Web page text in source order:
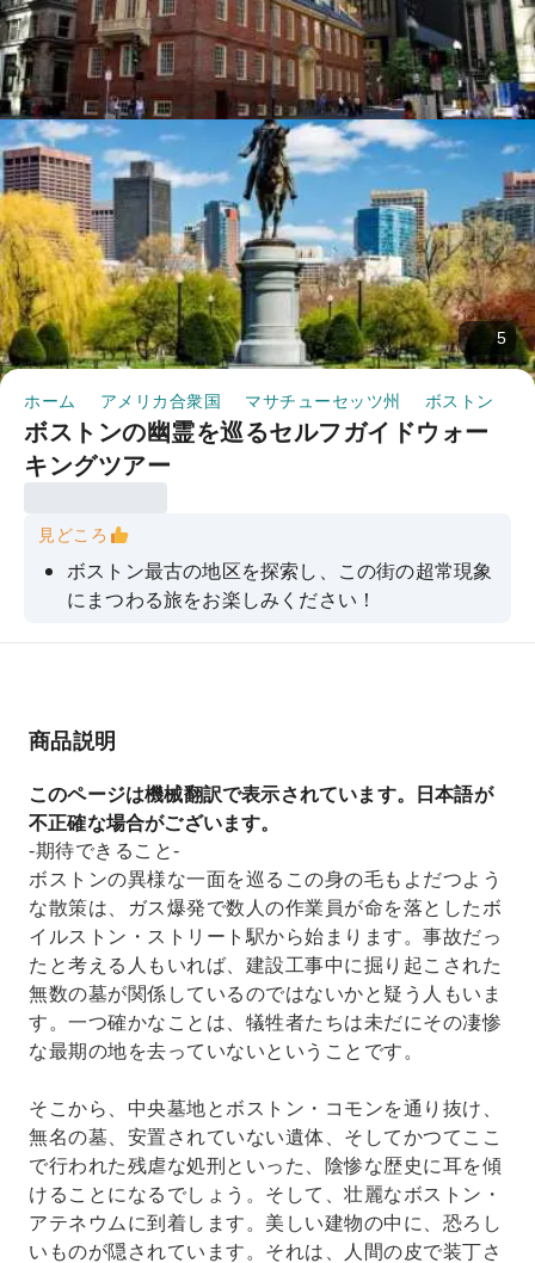
5
ホーム アメリカ合衆国 マサチューセッツ州 ボストン
ボストンの幽霊を巡るセルフガイドウォー
キングツアー
見どころ
ボストン最古の地区を探索し、この街の超常現象
にまつわる旅をお楽しみください！
商品説明
このページは機械翻訳で表示されています。日本語が
不正確な場合がございます。
-期待できること-
ボストンの異様な一面を巡るこの身の毛もよだつよう
な散策は、ガス爆発で数人の作業員が命を落としたボ
イルストン・ストリート駅から始まります。事故だっ
たと考える人もいれば、建設工事中に掘り起こされた
無数の墓が関係しているのではないかと疑う人もいま
す。一つ確かなことは、犠牲者たちは未だにその凄惨
な最期の地を去っていないということです。
そこから、中央墓地とボストン・コモンを通り抜け、
無名の墓、安置されていない遺体、そしてかつてここ
で行われた残虐な処刑といった、陰惨な歴史に耳を傾
けることになるでしょう。そして、壮麗なボストン・
アテネウムに到着します。美しい建物の中に、恐ろし
いものが隠されています。それは、人間の皮で装丁さ